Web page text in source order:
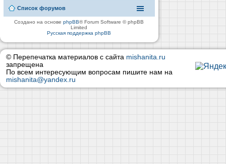
Список форумов
Создано на основеphpBB® Forum Software © phpBB
Limited
Русская поддержка phpBB
© Перепечатка материалов с сайта mishanita.ru
запрещена
По всем интересующим вопросам пишите нам на
mishanita@yandex.ru